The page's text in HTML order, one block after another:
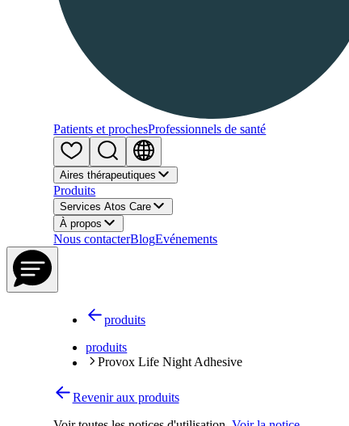
Patients et prochesProfessionnels de santé
Aires thérapeutiques
Produits
Services Atos Care
À propos
Nous contacterBlogEvénements
produits
produits
Provox Life Night Adhesive
Revenir aux produits